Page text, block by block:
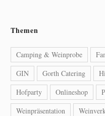
Themen
Camping & Weinprobe
GIN
Gorth Catering
Hofparty
Onlineshop
Weinpräsentation